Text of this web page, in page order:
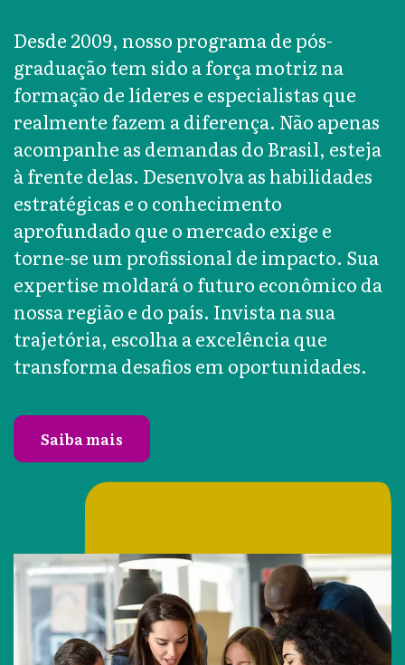
Desde 2009, nosso programa de pós-
graduação tem sido a força motriz na
formação de líderes e especialistas que
realmente fazem a diferença. Não apenas
acompanhe as demandas do Brasil, esteja
à frente delas. Desenvolva as habilidades
estratégicas e o conhecimento
aprofundado que o mercado exige e
torne-se um profissional de impacto. Sua
expertise moldará o futuro econômico da
nossa região e do país. Invista na sua
trajetória, escolha a excelência que
transforma desafios em oportunidades.
Saiba mais